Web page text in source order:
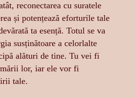
reconectarea cu suratele
și potențează eforturile tale
ta esență. Totul se va
susținătoare a celorlalte
alături de tine. Tu vei fi
lor, iar ele vor fi
tale.